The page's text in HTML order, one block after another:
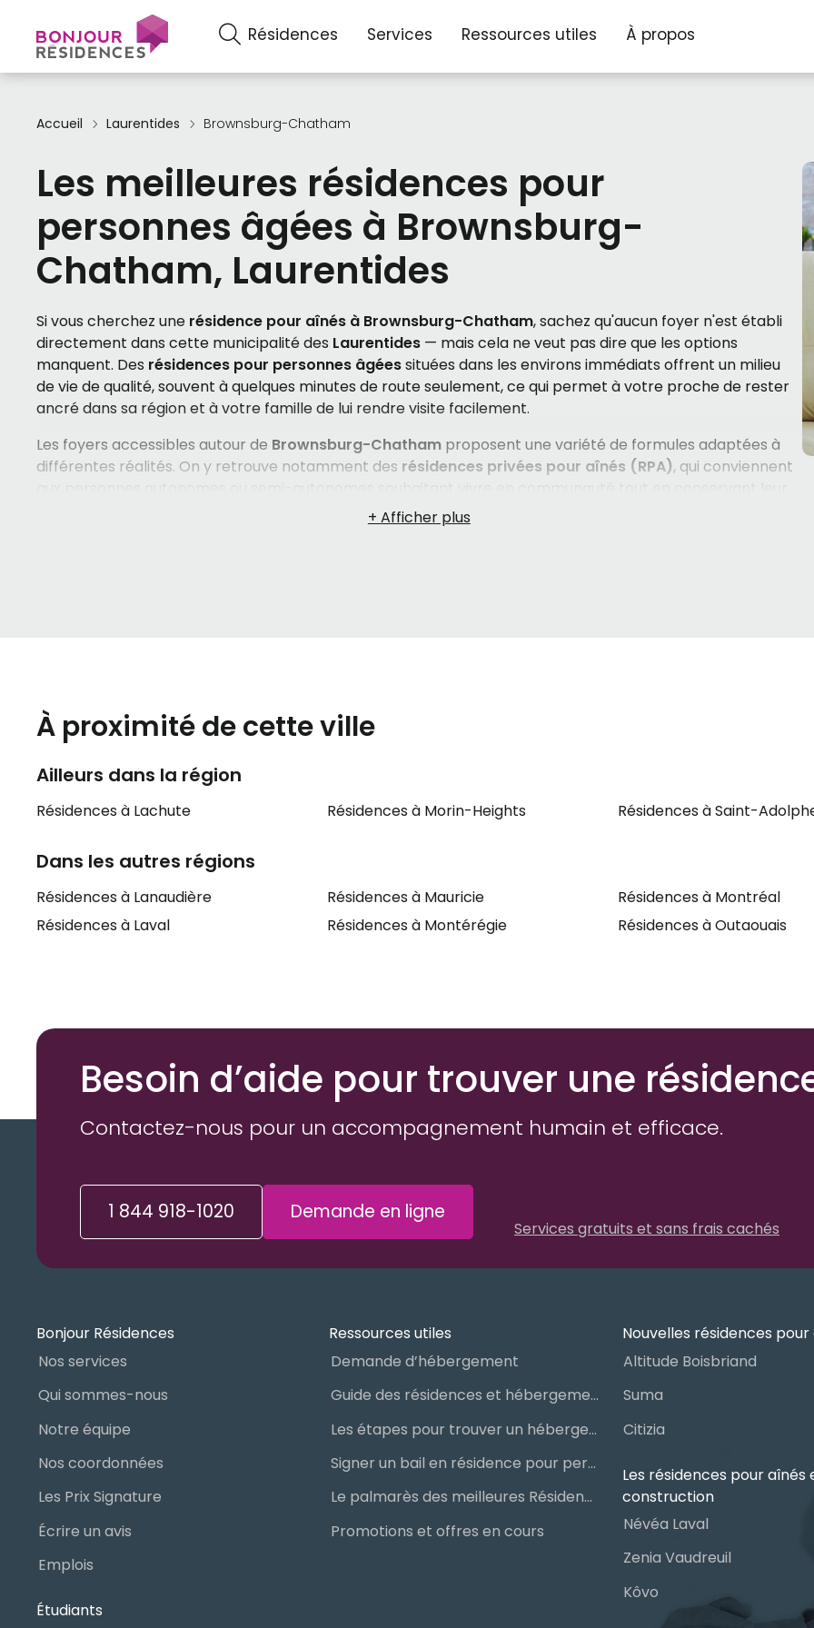
Résidences Services Ressources utiles À propos
Accueil Laurentides Brownsburg-Chatham
Les meilleures résidences pour
personnes âgées à Brownsburg-
Chatham, Laurentides
Si vous cherchez une résidence pour aînés à Brownsburg-Chatham, sachez qu'aucun foyer n'est établi
directement dans cette municipalité des Laurentides — mais cela ne veut pas dire que les options
manquent. Des résidences pour personnes âgéessituées dans les environs immédiats offrent un milieu
de vie de qualité, souvent à quelques minutes de route seulement, ce qui permet à votre proche de rester
ancré dans sa région et à votre famille de lui rendre visite facilement.
Les foyers accessibles autour de Brownsburg-Chatham proposent une variété de formules adaptées à
différentes réalités. On y retrouve notamment des résidences privées pour aînés (RPA), qui conviennent
indépendance, ainsi que des milieux offrant des soins de longue durée
soutien plus soutenu au quotidien. Certains établissements proposent aussi des services spécialisés,
À proximité de cette ville
Ailleurs dans la région
Résidences à Lachute Résidences à Morin-Heights Résidences à Saint-
Dans les autres régions
Résidences à Lanaudière
Résidences à Laval
Résidences à Mauricie
Résidences à Montérégie
Résidences à Montréal
Résidences à Outaouais
Besoin d’aide pour trouver une
Contactez-nous pour un accompagnement humain et efficace.
1 844 918-1020 Demande en ligne
Services gratuits et sans frais cachés
Bonjour Résidences
Nos services
Qui sommes-nous
Notre équipe
Nos coordonnées
Les Prix Signature
Écrire un avis
Emplois
Étudiants
Ressources utiles
Demande d’hébergement
Guide des résidences et hébergements pour aînés
Les étapes pour trouver un hébergement public ou privé
Signer un bail en résidence pour personnes âgées (RPA) : ce qu’il faut savoir
Le palmarès des meilleures Résidences Privées pour Aînés (RPA)
Promotions et offres en cours
Nouvelles résidences pour
Altitude Boisbriand
Suma
Citizia
Les résidences pour aînés
construction
Névéa Laval
Zenia Vaudreuil
Kôvo